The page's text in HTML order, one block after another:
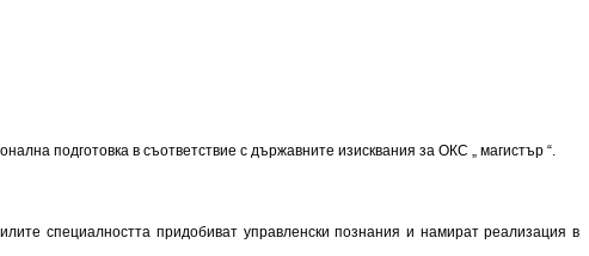
подготовка в съответствие с държавните изисквания за ОКС „ магистър “.
специалността придобиват управленски познания и намират реализация в